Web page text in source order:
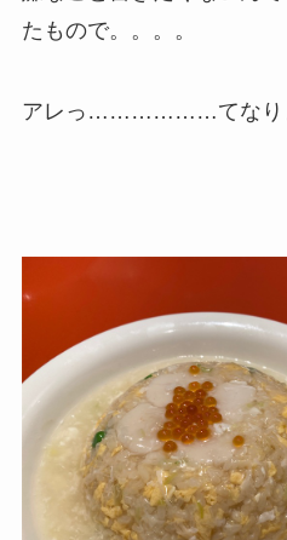
たもので。。。。
アレっ………………てなりま